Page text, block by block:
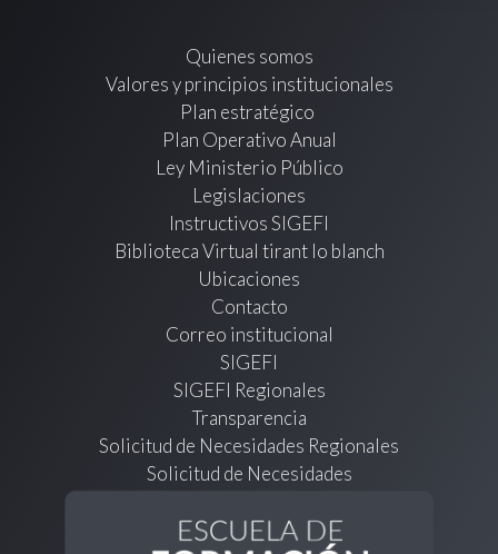
Quienes somos
Valores y principios institucionales
Plan estratégico
Plan Operativo Anual
Ley Ministerio Público
Legislaciones
Instructivos SIGEFI
Biblioteca Virtual tirant lo blanch
Ubicaciones
Contacto
Correo institucional
SIGEFI
SIGEFI Regionales
Transparencia
Solicitud de Necesidades Regionales
Solicitud de Necesidades